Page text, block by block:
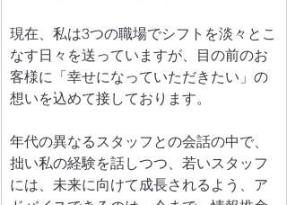
現在、私は3つの職場でシフトを淡々とこ
なす日々を送っていますが、目の前のお
客様に「幸せになっていただきたい」の
想いを込めて接しております。
年代の異なるスタッフとの会話の中で、
拙い私の経験を話しつつ、若いスタッフ
には、未来に向けて成長されるよう、ア